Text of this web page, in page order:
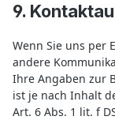
9.
Wenn Sie uns per
andere
Ihre Angaben zur
ist je nach Inhalt
Art. 6 Abs. 1 lit. f